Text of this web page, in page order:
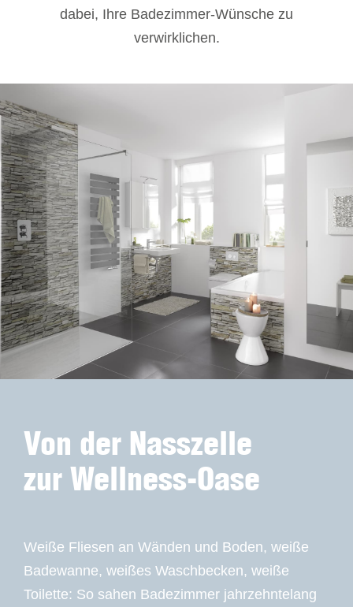
dabei, Ihre Badezimmer-Wünsche zu
verwirklichen.
Von der Nasszelle
zur Wellness-Oase
Weiße Fliesen an Wänden und Boden, weiße
Badewanne, weißes Waschbecken, weiße
Toilette: So sahen Badezimmer jahrzehntelang